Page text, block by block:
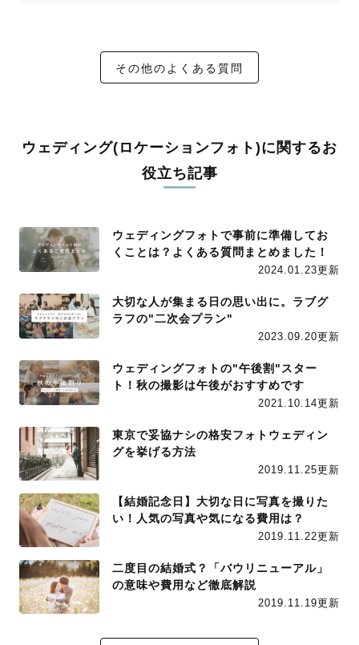
その他のよくある質問
ウェディング(ロケーションフォト)に関するお
役立ち記事
ウェディングフォトで事前に準備してお
くことは？よくある質問まとめました！
2024.01.23更新
大切な人が集まる日の思い出に。ラブグ
ラフの"二次会プラン"
2023.09.20更新
ウェディングフォトの"午後割"スター
ト！秋の撮影は午後がおすすめです
2021.10.14更新
東京で妥協ナシの格安フォトウェディン
グを挙げる方法
2019.11.25更新
【結婚記念日】大切な日に写真を撮りた
い！人気の写真や気になる費用は？
2019.11.22更新
二度目の結婚式？「バウリニューアル」
の意味や費用など徹底解説
2019.11.19更新